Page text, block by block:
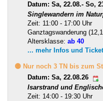
Datum: Sa, 22.08.- So,
Singlewandern im
Zeit: 11:00 - 17:00 Uhr
Ganztagswanderung
Altersklasse: ab 40
... mehr Infos und
🟡 Nur noch 3 TN bis zum
Datum: Sa, 22.08.26
Isarstrand und
Zeit: 14:00 - 19:30 Uhr